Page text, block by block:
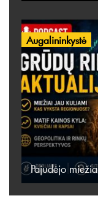
Augalininkystė
Pajudėjo